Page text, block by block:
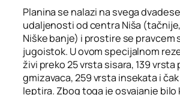
Planina se nalazi na svega
udaljenosti od centra Niša
Niške banje) i prostire se pravcem
jugoistok. U ovom specijalnom
živi preko 25 vrsta sisara, 139 vrsta
gmizavaca, 259 vrsta insekata i
leptira. Zbog toga je osvajanje bilo